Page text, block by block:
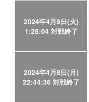
2024年4月9日(火)
1:28:04 対戦終了
2024年4月8日(月)
22:44:36 対戦終了